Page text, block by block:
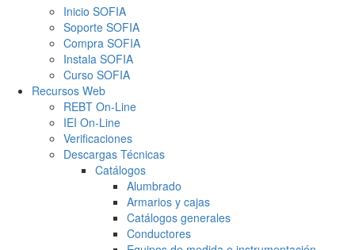
Inicio SOFIA
Soporte SOFIA
Compra SOFIA
Instala SOFIA
Curso SOFIA
Recursos Web
REBT On-Line
IEI On-Line
Verificaciones
Descargas Técnicas
Catálogos
Alumbrado
Armarios y cajas
Catálogos generales
Conductores